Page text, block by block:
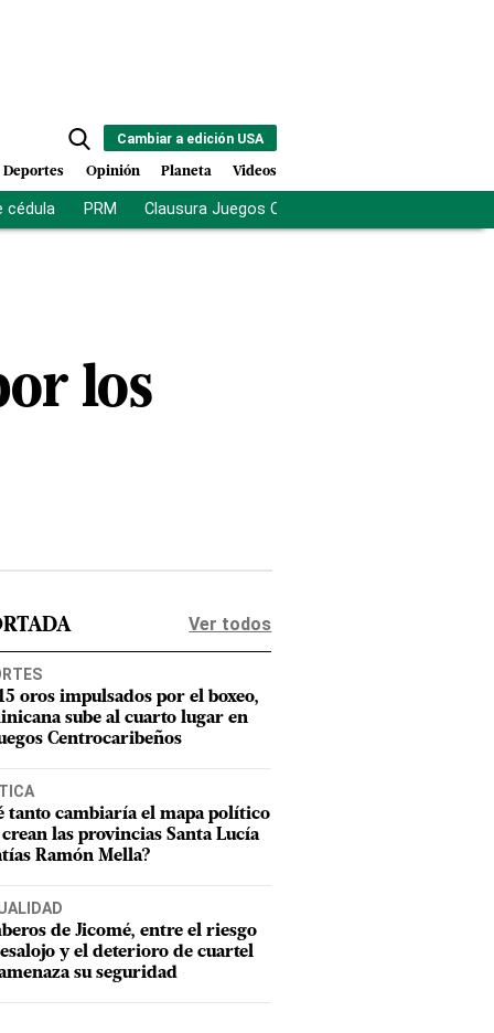
Cambiar a edición USA
Deportes Opinión Planeta Videos
cédula PRM Clausura Juegos Centroamericanos
los
Ver todos
oros impulsados por el boxeo,
sube al cuarto lugar en
Centrocaribeños
tanto cambiaría el mapa político
crean las provincias Santa Lucía
Ramón Mella?
de Jicomé, entre el riesgo
y el deterioro de cuartel
su seguridad